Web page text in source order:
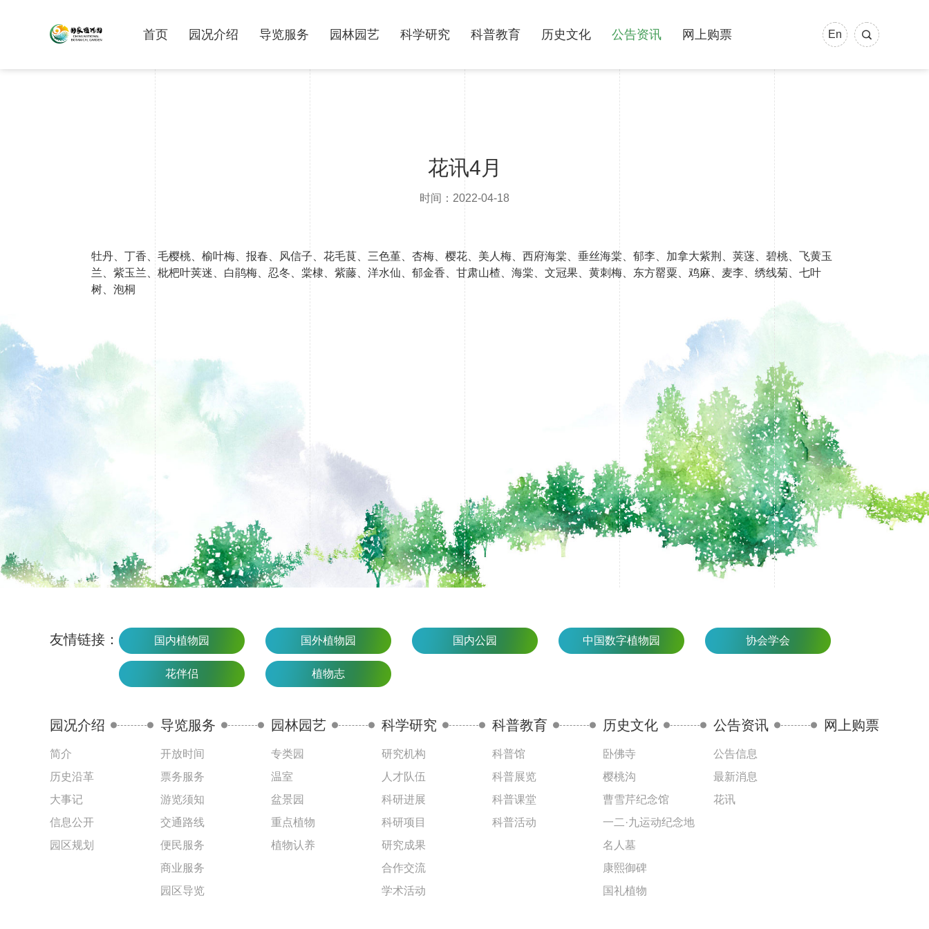
En
首页 园况介绍 导览服务 园林园艺 科学研究 科普教育 历史文化 公告资讯 网上购票
花讯4月
时间：2022-04-18
牡丹、丁香、毛樱桃、榆叶梅、报春、风信子、花毛茛、三色堇、杏梅、樱花、美人梅、西府海棠、垂丝海棠、郁李、加拿大紫荆、荚蒾、碧桃、飞黄玉
兰、紫玉兰、枇杷叶荚迷、白鹃梅、忍冬、棠棣、紫藤、洋水仙、郁金香、甘肃山楂、海棠、文冠果、黄刺梅、东方罂粟、鸡麻、麦李、绣线菊、七叶
树、泡桐
友情链接： 国内植物园 国外植物园 国内公园 中国数字植物园 协会学会
花伴侣 植物志
园况介绍
简介
历史沿革
大事记
信息公开
园区规划
导览服务
开放时间
票务服务
游览须知
交通路线
便民服务
商业服务
园区导览
园林园艺
专类园
温室
盆景园
重点植物
植物认养
科学研究
研究机构
人才队伍
科研进展
科研项目
研究成果
合作交流
学术活动
科普教育
科普馆
科普展览
科普课堂
科普活动
历史文化
卧佛寺
樱桃沟
曹雪芹纪念馆
一二·九运动纪念地
名人墓
康熙御碑
国礼植物
公告资讯
公告信息
最新消息
花讯
网上购票